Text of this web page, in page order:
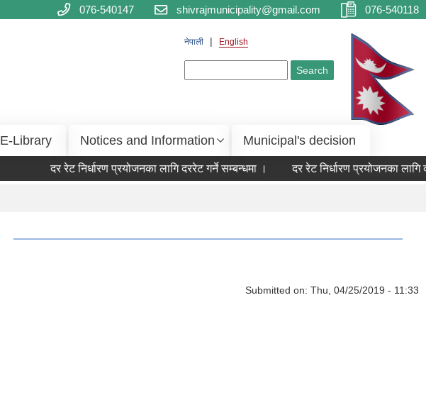
076-540147 shivrajmunicipality@gmail.com 076-540118
नेपाली English
E-Library Notices and Information Municipal's decision
दर रेट निर्धारण प्रयोजनका लागि दररेट गर्ने सम्बन्धमा । दर रेट निर्धारण प्रयोजनका लागि
Submitted on: Thu, 04/25/2019 - 11:33